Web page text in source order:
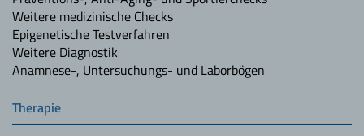
Weitere medizinische Checks
Epigenetische Testverfahren
Weitere Diagnostik
Anamnese-, Untersuchungs- und Laborbögen
Therapie